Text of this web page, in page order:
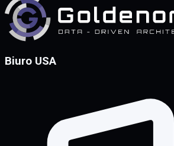
Biuro USA